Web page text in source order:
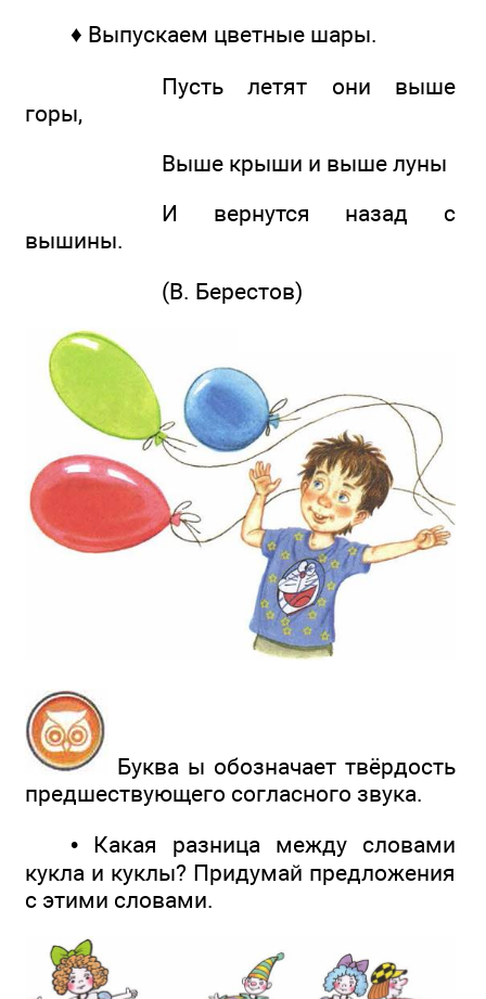
♦ Выпускаем цветные шары.
Пусть летят они выше
горы,
Выше крыши и выше луны
И вернутся назад с
вышины.
(В. Берестов)
Буква ы обозначает твёрдость
предшествующего согласного звука.
• Какая разница между словами
кукла и куклы? Придумай предложения
с этими словами.